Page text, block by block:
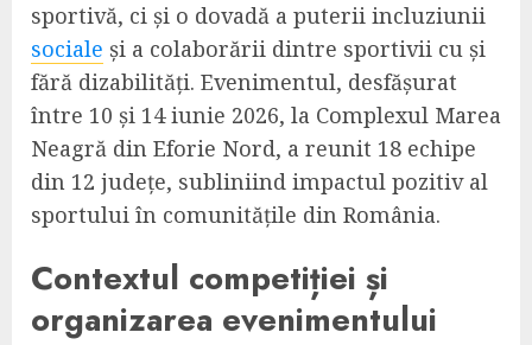
sportivă, ci și o dovadă a puterii incluziunii
sociale și a colaborării dintre sportivii cu și
fără dizabilități. Evenimentul, desfășurat
între 10 și 14 iunie 2026, la Complexul Marea
Neagră din Eforie Nord, a reunit 18 echipe
din 12 județe, subliniind impactul pozitiv al
sportului în comunitățile din România.
Contextul competiției și
organizarea evenimentului